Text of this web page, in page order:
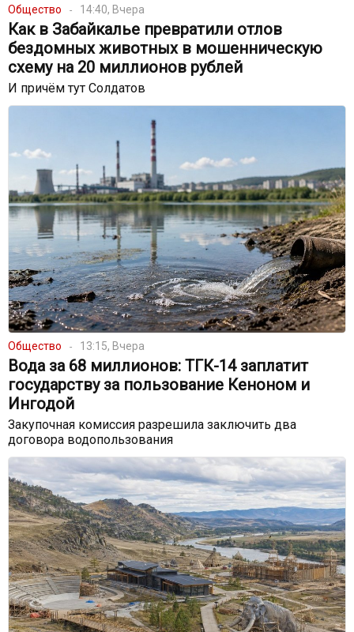
Общество 14:40, Вчера
Как в Забайкалье превратили отлов
бездомных животных в мошенническую
схему на 20 миллионов рублей
И причём тут Солдатов
Общество 13:15, Вчера
Вода за 68 миллионов: ТГК-14 заплатит
государству за пользование Кеноном и
Ингодой
Закупочная комиссия разрешила заключить два
договора водопользования